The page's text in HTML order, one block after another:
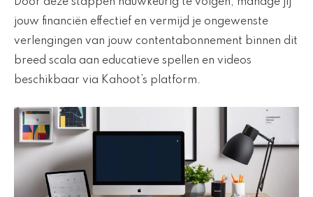
jouw financiën effectief en vermijd je ongewenste
verlengingen van jouw contentabonnement binnen dit
breed scala aan educatieve spellen en videos
beschikbaar via Kahoot’s platform.